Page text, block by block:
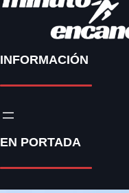
INFORMACIÓN
EN PORTADA